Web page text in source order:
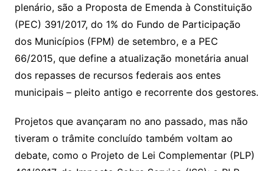
plenário, são a Proposta de Emenda à Constituição
(PEC) 391/2017, do 1% do Fundo de Participação
dos Municípios (FPM) de setembro, e a PEC
66/2015, que define a atualização monetária anual
dos repasses de recursos federais aos entes
municipais – pleito antigo e recorrente dos gestores.
Projetos que avançaram no ano passado, mas não
tiveram o trâmite concluído também voltam ao
debate, como o Projeto de Lei Complementar (PLP)